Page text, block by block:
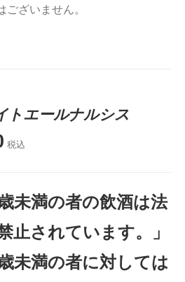
ございません。
トエールナルシス
税込
歳未満の者の飲酒は法
止されています。」
歳未満の者に対しては